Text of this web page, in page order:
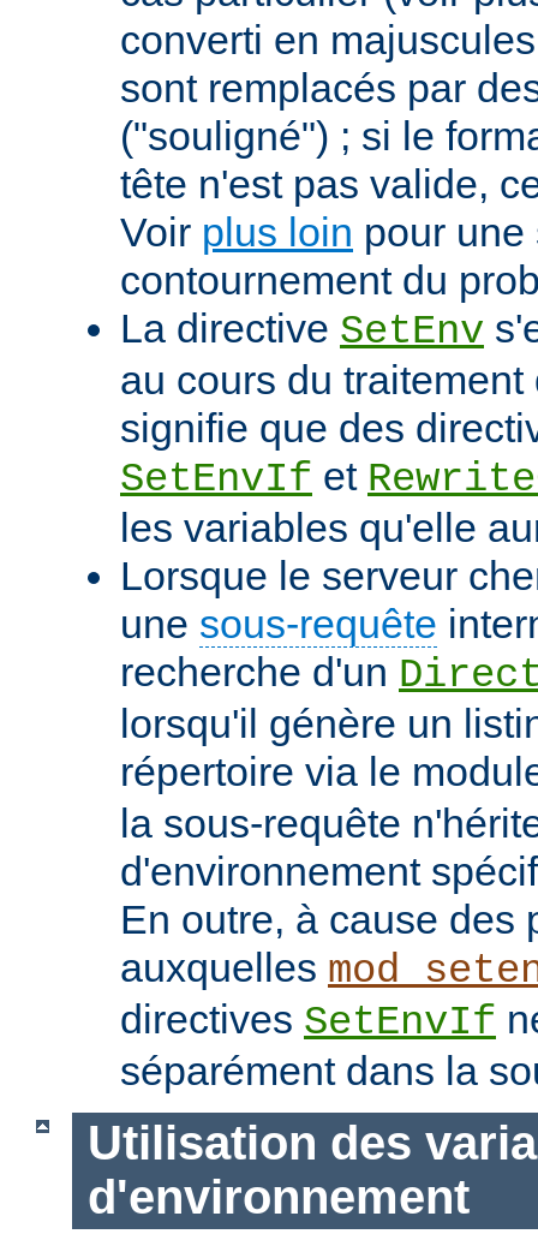
converti en
sont remplacés par
("souligné") ; si le
tête n'est pas valide,
Voir plus loin pour
contournement du
La directive SetEnv
au cours du
signifie que des
SetEnvIf et
les variables qu'elle
Lorsque le serveur
une sous-requête
recherche d'un
lorsqu'il génère un
répertoire via le
la sous-requête
d'environnement
En outre, à cause des
auxquelles
directives SetEnvIf
séparément dans la
Utilisation des
d'environnement